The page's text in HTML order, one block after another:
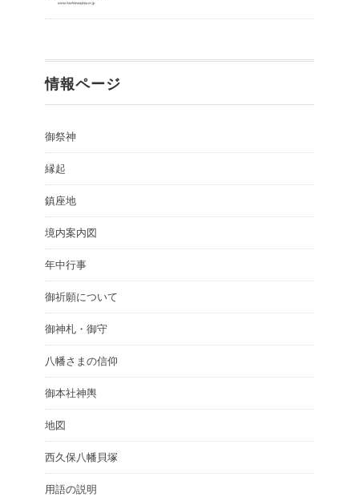
情報ページ
御祭神
縁起
鎮座地
境内案内図
年中行事
御祈願について
御神札・御守
八幡さまの信仰
御本社神輿
地図
西久保八幡貝塚
用語の説明